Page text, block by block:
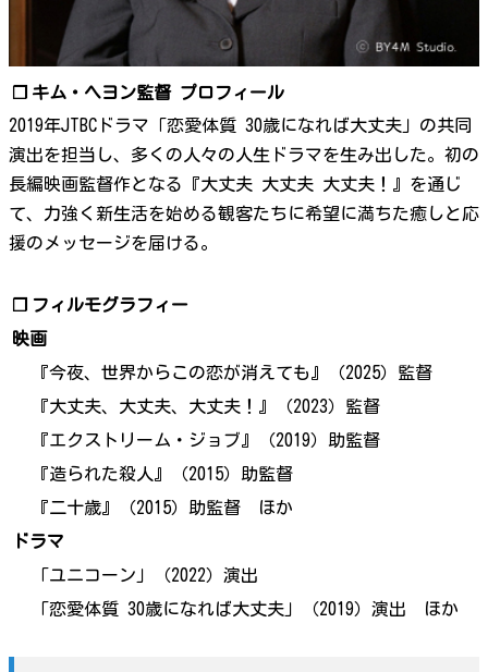
❐ キム・ヘヨン監督 プロフィール
2019年JTBCドラマ「恋愛体質 30歳になれば大丈夫」の共同
演出を担当し、多くの人々の人生ドラマを生み出した。初の
長編映画監督作となる『大丈夫 大丈夫 大丈夫！』を通じ
て、力強く新生活を始める観客たちに希望に満ちた癒しと応
援のメッセージを届ける。
❐ フィルモグラフィー
映画
『今夜、世界からこの恋が消えても』（2025）監督
『大丈夫、大丈夫、大丈夫！』（2023）監督
『エクストリーム・ジョブ』（2019）助監督
『造られた殺人』（2015）助監督
『二十歳』（2015）助監督 ほか
ドラマ
「ユニコーン」（2022）演出
「恋愛体質 30歳になれば大丈夫」（2019）演出 ほか